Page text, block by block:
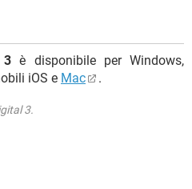
3 è disponibile per Windows,
iOS e Mac .
3.